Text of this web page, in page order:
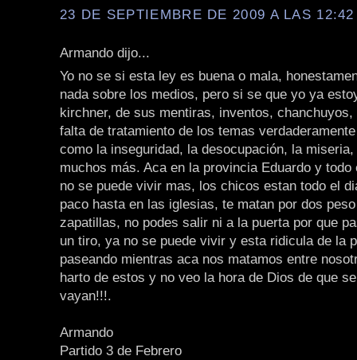
23 DE SEPTIEMBRE DE 2009 A LAS 12:42
Armando dijo...
Yo no se si esta ley es buena o mala,
nada sobre los medios, pero si se que yo ya
kirchner, de sus mentiras, inventos,
falta de tratamiento de los temas
como la inseguridad, la desocupación, la
muchos más. Aca en la provincia Eduardo y todo
no se puede vivir mas, los chicos estan todo el
paco hasta en las iglesias, te matan por dos
zapatillas, no podes salir ni a la puerta por que
un tiro, ya no se puede vivir y esta ridicula de la
paseando mientras aca nos matamos entre
harto de estos y no veo la hora de Dios de que
vayan!!!.
Armando
Partido 3 de Febrero